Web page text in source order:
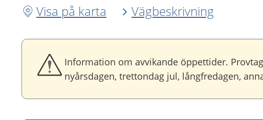
Visa på karta
Vägbeskrivning
Information om avvikande öppettider.
nyårsdagen, trettondag jul, långfredagen,